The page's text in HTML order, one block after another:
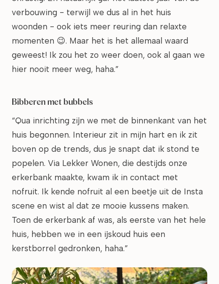
verbouwing - terwijl we dus al in het huis
woonden - ook iets meer reuring dan relaxte
momenten 😉. Maar het is het allemaal waard
geweest! Ik zou het zo weer doen, ook al gaan we
hier nooit meer weg, haha.”
Bibberen met bubbels
“Qua inrichting zijn we met de binnenkant van het
huis begonnen. Interieur zit in mijn hart en ik zit
boven op de trends, dus je snapt dat ik stond te
popelen. Via Lekker Wonen, die destijds onze
erkerbank maakte, kwam ik in contact met
nofruit. Ik kende nofruit al een beetje uit de Insta
scene en wist al dat ze mooie kussens maken.
Toen de erkerbank af was, als eerste van het hele
huis, hebben we in een ijskoud huis een
kerstborrel gedronken, haha.”